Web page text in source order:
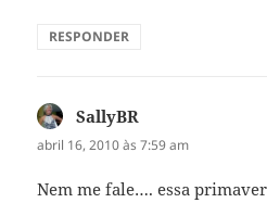
RESPONDER
SallyBR
abril 16, 2010 às 7:59 am
Nem me fale…. essa